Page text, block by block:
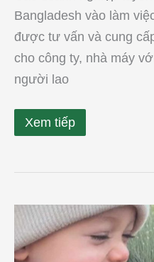
Bangladesh vào làm
được tư vấn và cung
cho công ty, nhà máy
người lao
Xem tiếp
Dịch
vụ
nhập
quốc